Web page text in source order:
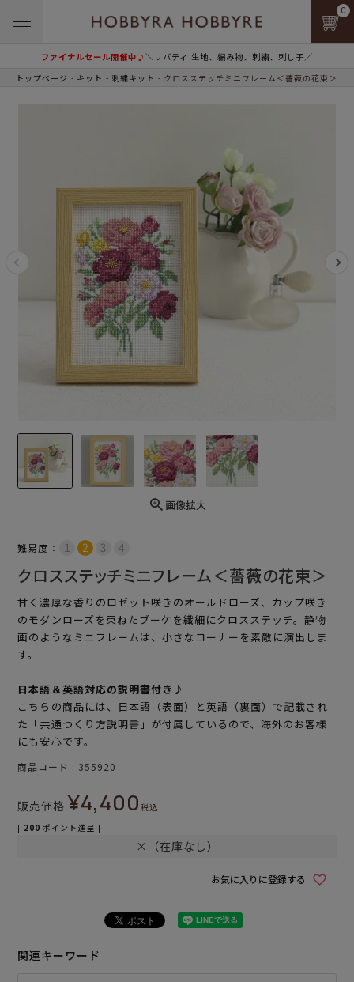
ファイナルセール開催中♪＼リバティ 生地、編み物、刺繍、刺し子／
0
トップページ キット 刺繍キット クロスステッチミニフレーム＜薔薇の花束＞
画像拡大
難易度：
クロスステッチミニフレーム＜薔薇の花束＞
甘く濃厚な香りのロゼット咲きのオールドローズ、カップ咲き
のモダンローズを束ねたブーケを繊細にクロスステッチ。静物
画のようなミニフレームは、小さなコーナーを素敵に演出しま
す。
日本語＆英語対応の説明書付き♪
こちらの商品には、日本語（表面）と英語（裏面）で記載され
た「共通つくり方説明書」が付属しているので、海外のお客様
にも安心です。
商品コード 355920
販売価格 ¥4,400税込
[ 200 ポイント進呈 ]
×（在庫なし）
お気に入りに登録する
関連キーワード